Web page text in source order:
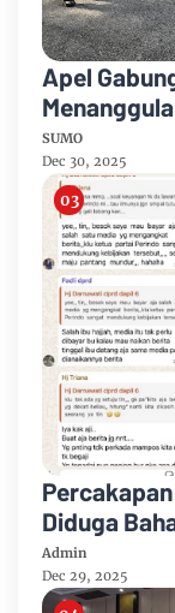
Apel
Bengkalis
SUMO
Dec 30, 2025
Diduga
Dukung
Admin
Dec 29, 2025